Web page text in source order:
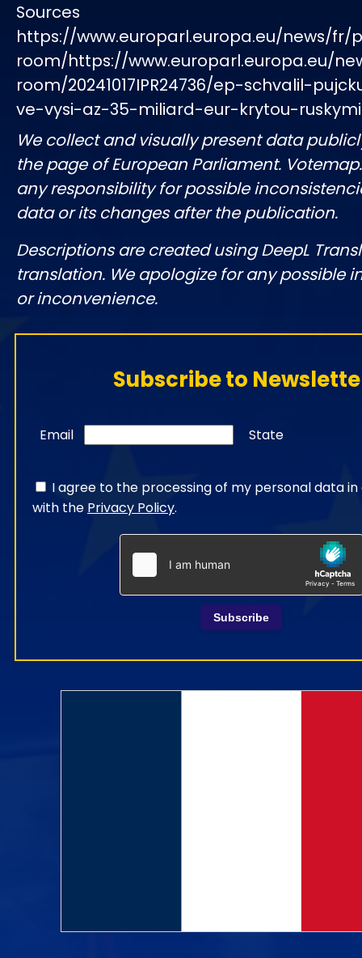
Sources
https://www.europarl.europa.eu/news/fr/
room/https://www.europarl.europa.eu/
room/20241017IPR24736/ep-schvalil-
ve-vysi-az-35-miliard-eur-krytou-
We collect and visually present data
the page of European Parliament.
any responsibility for possible
data or its changes after the publication.
Descriptions are created using DeepL
translation. We apologize for any possible
or inconvenience.
Subscribe to
Email State
I agree to the processing of my personal data
with the Privacy Policy.
Subscribe